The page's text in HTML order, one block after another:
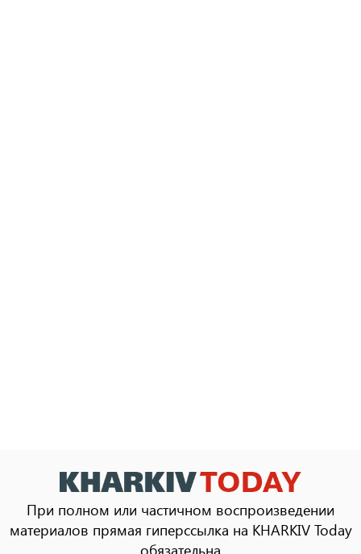
При полном или частичном воспроизведении
материалов прямая гиперссылка на KHARKIV Today
обязательна